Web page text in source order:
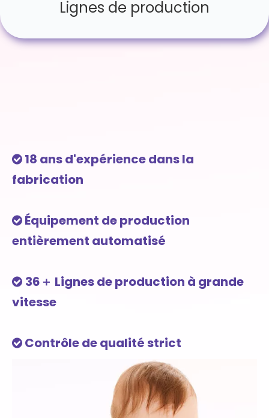
Lignes de production
 18 ans d'expérience dans la
fabrication
 Équipement de production
entièrement automatisé
 36＋ Lignes de production à grande
vitesse
 Contrôle de qualité strict